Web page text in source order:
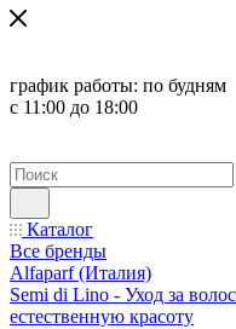
график работы: по будням
с 11:00 до 18:00
Каталог
Все бренды
Alfaparf (Италия)
Semi di Lino - Уход за
естественную красоту